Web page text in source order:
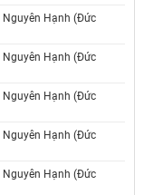
Nguyên Hạnh (Đức
Nguyên Hạnh (Đức
Nguyên Hạnh (Đức
Nguyên Hạnh (Đức
Nguyên Hạnh (Đức